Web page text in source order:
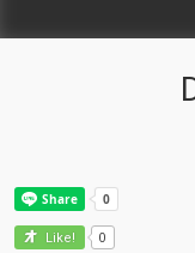
Like! 0